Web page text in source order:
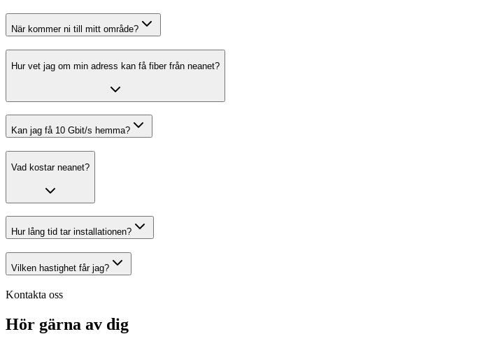
När kommer ni till mitt område?
Hur vet jag om min adress kan få fiber från neanet?
Kan jag få 10 Gbit/s hemma?
Vad kostar neanet?
Hur lång tid tar installationen?
Vilken hastighet får jag?
Kontakta oss
Hör gärna av dig